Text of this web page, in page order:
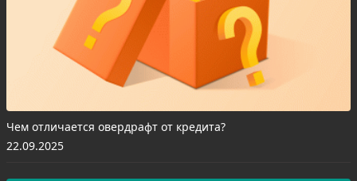
Чем отличается овердрафт от кредита?
22.09.2025